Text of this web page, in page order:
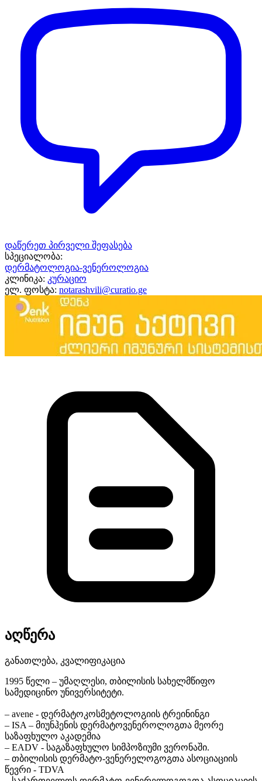
დაწერეთ პირველი შეფასება
სპეციალობა:
დერმატოლოგია-ვენეროლოგია
კლინიკა: კურაციო
ელ. ფოსტა: notarashvili@curatio.ge
აღწერა
განათლება, კვალიფიკაცია
1995 წელი – უმაღლესი, თბილისის სახელმწიფო
სამედიცინო უნივერსიტეტი.
– avene - დერმატოკოსმეტოლოგიის ტრეინინგი
– ISA – მიუნჰენის დერმატოვენეროლოგთა მეორე
საზაფხულო აკადემია
– EADV - საგაზაფხულო სიმპოზიუმი ვერონაში.
– თბილისის დერმატო-ვენერელოგოგთა ასოციაციის
წევრი - TDVA